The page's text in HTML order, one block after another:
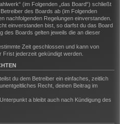
(im Folgenden „das Board“) schließt
des Boards ab (im Folgenden
nachfolgenden Regelungen einverstanden.
einverstanden bist, so darfst du das Board
des Boards gelten jeweils die an dieser
Zeit geschlossen und kann von
Frist jederzeit gekündigt werden.
du dem Betreiber ein einfaches, zeitlich
Recht, deinen Beitrag im
a bleibt auch nach Kündigung des